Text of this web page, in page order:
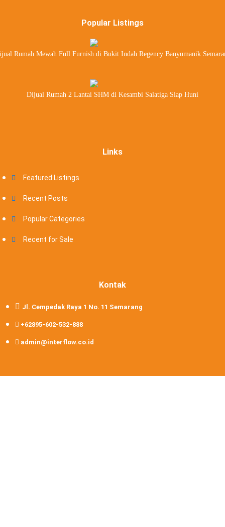
Popular Listings
Rumah Mewah Full Furnish di Bukit Indah Regency Banyumanik
Dijual Rumah 2 Lantai SHM di Kesambi Salatiga Siap Huni
Links
Featured Listings
Recent Posts
Popular Categories
Recent for Sale
Kontak
Jl. Cempedak Raya 1 No. 11 Semarang
+62895-602-532-888
admin@interflow.co.id